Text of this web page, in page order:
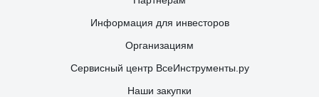
Информация для инвесторов
Организациям
Сервисный центр ВсеИнструменты.ру
Наши закупки